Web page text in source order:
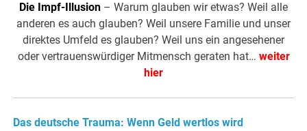
Die Impf-Illusion – Warum glauben wir etwas? Weil alle
anderen es auch glauben? Weil unsere Familie und unser
direktes Umfeld es glauben? Weil uns ein angesehener
oder vertrauenswürdiger Mitmensch geraten hat… weiter
hier
Das deutsche Trauma: Wenn Geld wertlos wird